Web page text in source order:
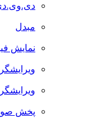
مبدل
نمایش
پخش